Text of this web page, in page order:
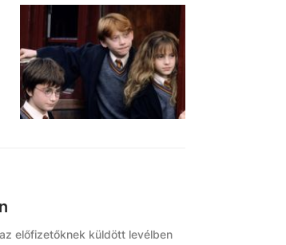
előfizetőknek küldött levélben